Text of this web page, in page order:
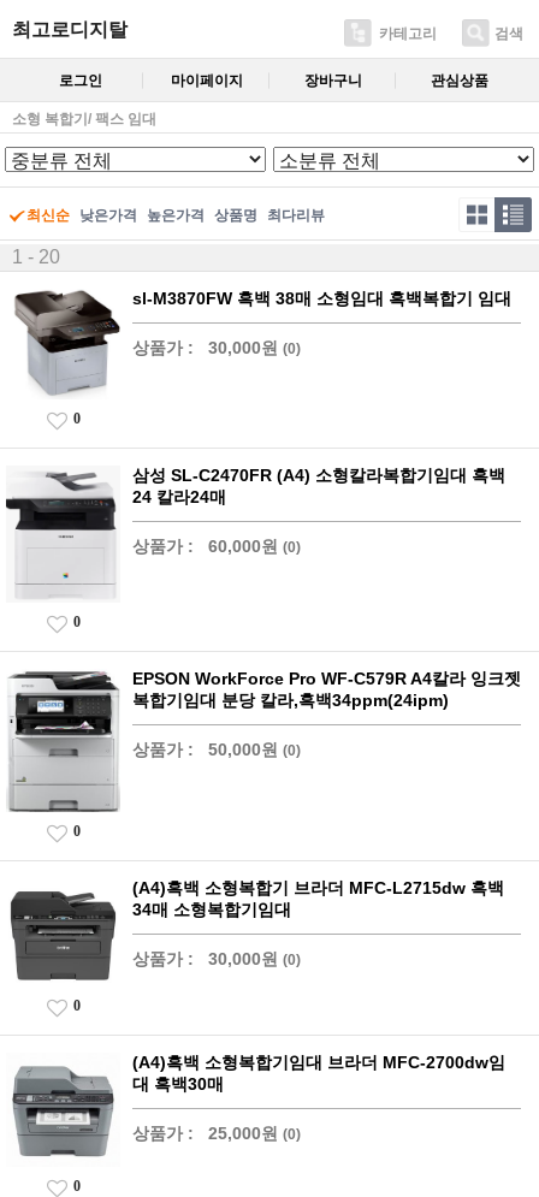
최고로디지탈 카테고리 검색
로그인 마이페이지 장바구니 관심상품
소형 복합기/ 팩스 임대
최신순 낮은가격 높은가격 상품명 최다리뷰
1 - 20
sl-M3870FW 흑백 38매 소형임대 흑백복합기 임대
상품가 : 30,000원 (0)
0
삼성 SL-C2470FR (A4) 소형칼라복합기임대 흑백
24 칼라24매
상품가 : 60,000원 (0)
0
EPSON WorkForce Pro WF-C579R A4칼라 잉크젯
복합기임대 분당 칼라,흑백34ppm(24ipm)
상품가 : 50,000원 (0)
0
(A4)흑백 소형복합기 브라더 MFC-L2715dw 흑백
34매 소형복합기임대
상품가 : 30,000원 (0)
0
(A4)흑백 소형복합기임대 브라더 MFC-2700dw임
대 흑백30매
상품가 : 25,000원 (0)
0